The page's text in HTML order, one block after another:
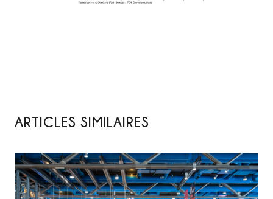
ARTICLES SIMILAIRES